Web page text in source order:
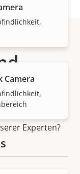
Camera
Experten?